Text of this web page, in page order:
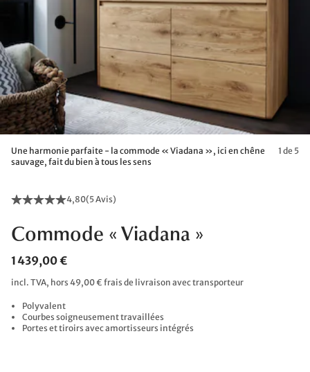
Une harmonie parfaite - la commode « Viadana », ici en chêne
sauvage, fait du bien à tous les sens
1 de 5
4,80(5 Avis)
Commode « Viadana »
1 439,00 €
incl. TVA, hors 49,00 € frais de livraison avec transporteur
Polyvalent
Courbes soigneusement travaillées
Portes et tiroirs avec amortisseurs intégrés